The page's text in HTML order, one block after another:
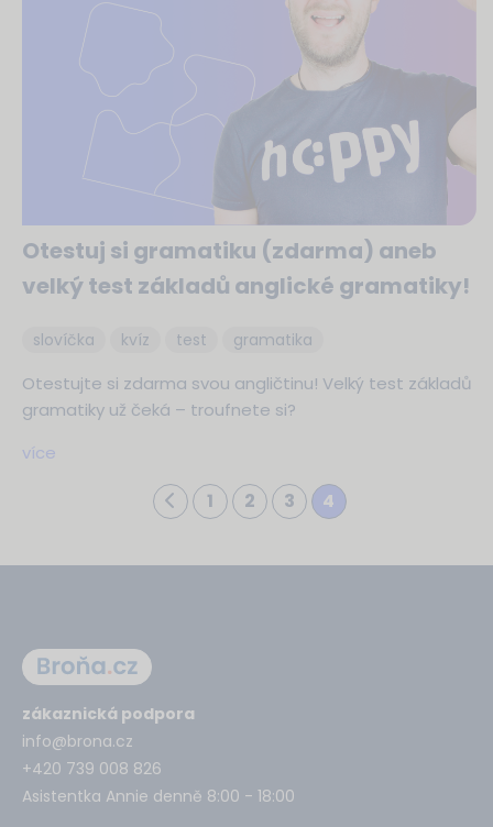
Otestuj si gramatiku (zdarma) aneb
velký test základů anglické gramatiky!
slovíčka kvíz test gramatika
Otestujte si zdarma svou angličtinu! Velký test základů
gramatiky už čeká – troufnete si?
více
1 2 3 4
zákaznická podpora
info@brona.cz
+420 739 008 826
Asistentka Annie denně 8:00 - 18:00